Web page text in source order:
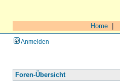
Home
Anmelden
Foren-Übersicht